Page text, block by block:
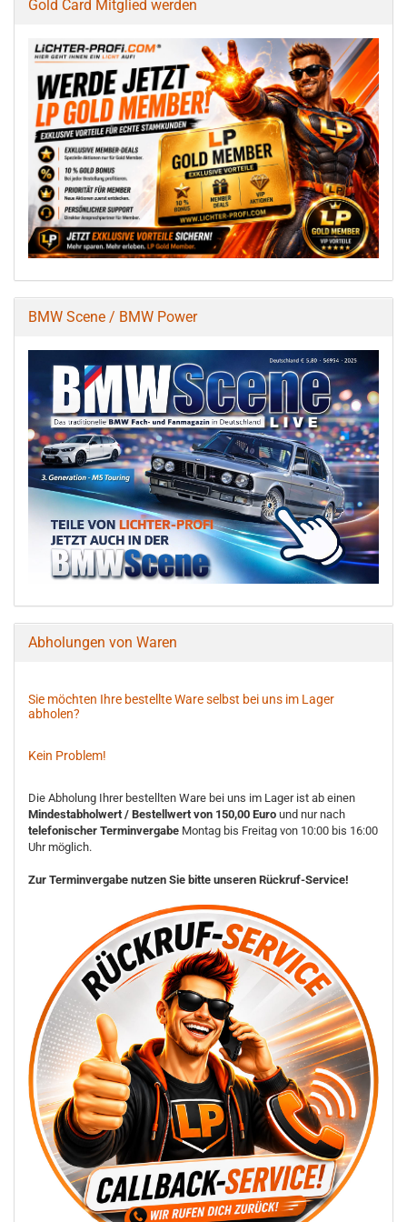
Gold Card Mitglied werden
BMW Scene / BMW Power
Abholungen von Waren
Sie möchten Ihre bestellte Ware selbst bei uns im Lager
abholen?
Kein Problem!
Die Abholung Ihrer bestellten Ware bei uns im Lager ist ab einen
Mindestabholwert / Bestellwert von 150,00 Euro und nur nach
telefonischer Terminvergabe Montag bis Freitag von 10:00 bis 16:00
Uhr möglich.
Zur Terminvergabe nutzen Sie bitte unseren Rückruf-Service!